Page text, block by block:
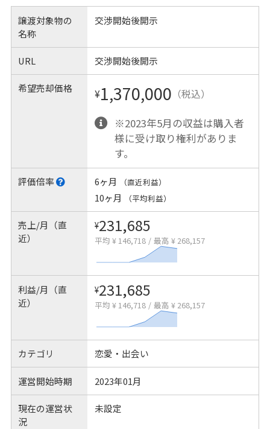
譲渡対象物の
名称
交渉開始後開示
URL 交渉開始後開示
希望売却価格 ¥1,370,000 （税込）
※2023年5月の収益は購入者
様に受け取り権利がありま
す。
評価倍率 6ヶ月 （直近利益）
10ヶ月 （平均利益）
売上/月（直
近）
¥231,685
平均 ¥ 146,718 / 最高 ¥ 268,157
利益/月（直
近）
¥231,685
平均 ¥ 146,718 / 最高 ¥ 268,157
カテゴリ 恋愛・出会い
運営開始時期 2023年01月
現在の運営状
況
未設定